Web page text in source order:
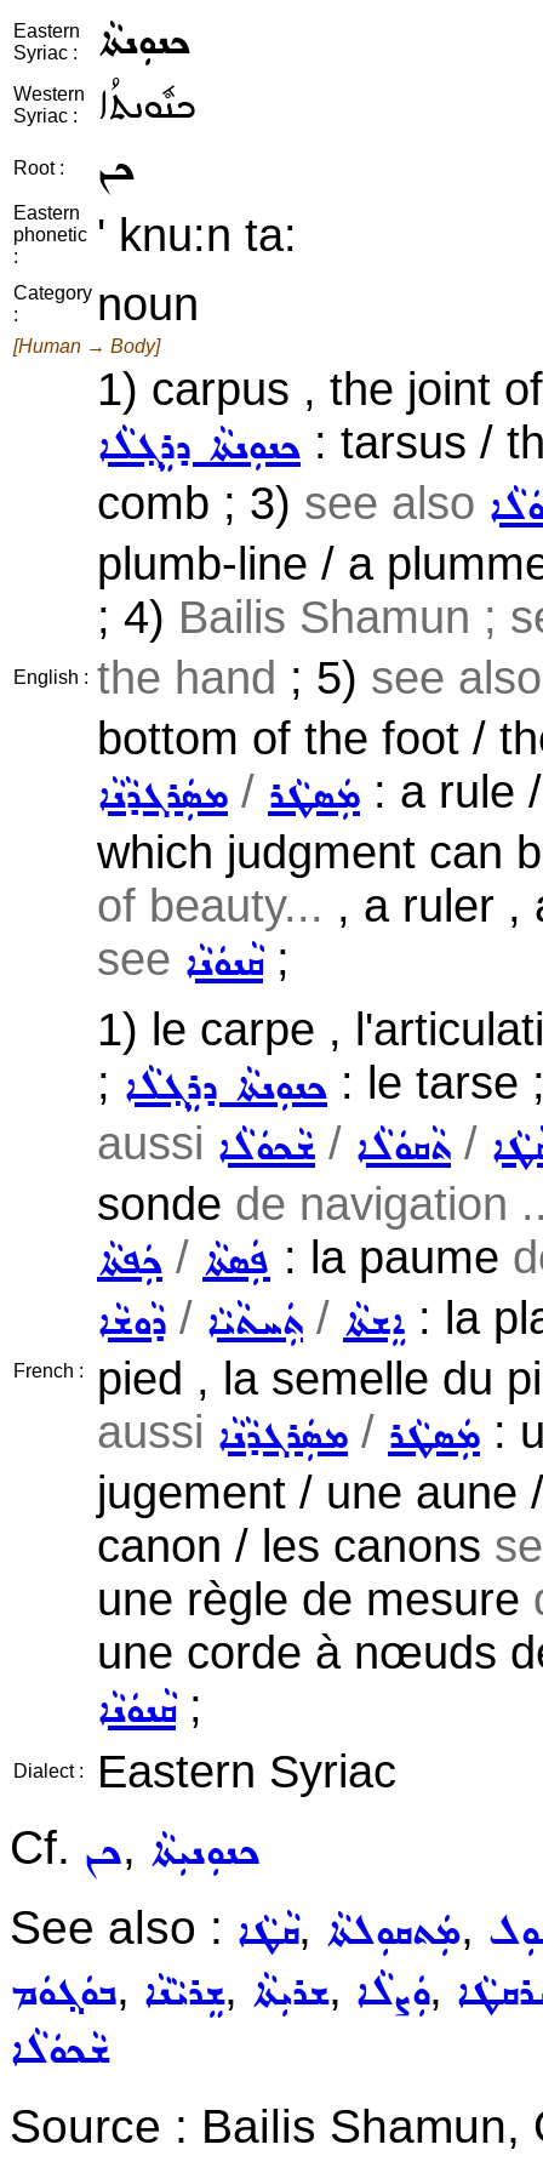
Eastern
Syriac :
ܟܢܘܼܢܬܵܐ
Western
Syriac :
ܟܢܽܘܢܬܳܐ
Root : ܟܢ
Eastern
phonetic
:
' knu:n ta:
Category
:
noun
[Human → Body]
English :
1) carpus , the joint
ܟܢܘܼܢܬܵܐ ܕܪܸܓ݂ܠܵܐ : tarsus /
comb ; 3) see also
plumb-line / a
; 4) Bailis Shamun ;
the hand ; 5) see
bottom of the foot /
ܡܣܲܪܓܕܵܢܵܐ / ܡܲܣܛܵܪ : a rule
which judgment can
of beauty... , a ruler ,
see ܩܵܢܘܿܢܵܐ;
French :
1) le carpe ,
; ܟܢܘܼܢܬܵܐ ܕܪܸܓ݂ܠܵܐ : le tarse
aussi ܫܵܟܘܿܠܵܐ / ܬܵܩܘܿܠܵܐ /
sonde de navigation
ܟܲܦܬܵܐ / ܦܲܣܬܵܐ : la paume
ܕܵܘܫܵܐ / ܬܲܚܬܵܝܵܐ / ܐܸܫܬܵܐ : la
pied , la semelle du
aussi ܡܣܲܪܓܕܵܢܵܐ / ܡܲܣܛܵܪ :
jugement / une aune
canon / les canons
une règle de mesure
une corde à nœuds
ܩܵܢܘܿܢܵܐ;
Dialect :
Eastern Syriac
Cf. ܟܢ, ܟܢܘܼܢܝܼܬܵܐ
See also : ܩܵܛܵܐ, ܡܲܬܩܘܼܠܬܵܐ,
ܒܘܿܓ݂ܘܿܡ, ܫܸܪܝܵܢܵܐ, ܫܪܝܼܬܵܐ, ܘܲܨܠܵܐ,
ܫܵܟܘܿܠܵܐ
Source : Bailis Shamun,